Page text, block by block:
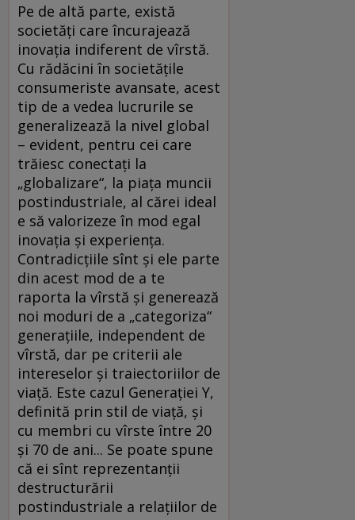
Pe de altă parte, există
societăţi care încurajează
inovaţia indiferent de vîrstă.
Cu rădăcini în societăţile
consumeriste avansate, acest
tip de a vedea lucrurile se
generalizează la nivel global
– evident, pentru cei care
trăiesc conectaţi la
„globalizare“, la piaţa muncii
postindustriale, al cărei ideal
e să valorizeze în mod egal
inovaţia şi experienţa.
Contradicţiile sînt şi ele parte
din acest mod de a te
raporta la vîrstă şi generează
noi moduri de a „categoriza“
generaţiile, independent de
vîrstă, dar pe criterii ale
intereselor şi traiectoriilor de
viaţă. Este cazul Generaţiei Y,
definită prin stil de viaţă, şi
cu membri cu vîrste între 20
şi 70 de ani... Se poate spune
că ei sînt reprezentanţii
destructurării
postindustriale a relaţiilor de